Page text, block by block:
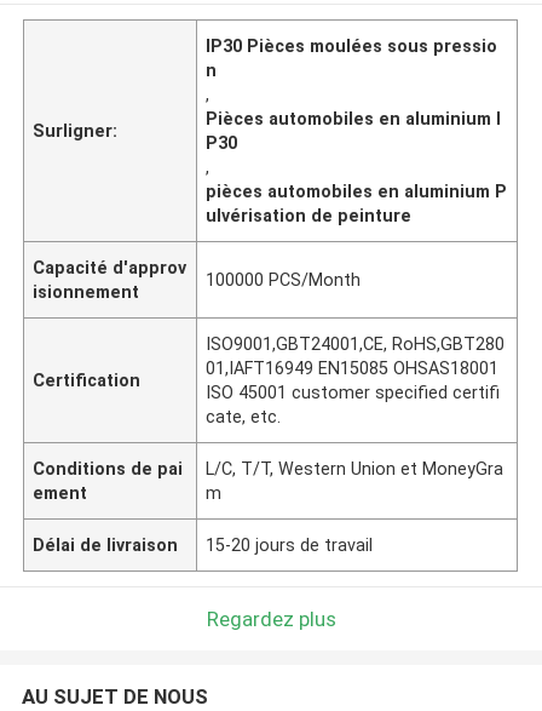
Surligner:
IP30 Pièces moulées sous pressio
n
,
Pièces automobiles en aluminium I
P30
,
pièces automobiles en aluminium P
ulvérisation de peinture
Capacité d'approv
isionnement
100000 PCS/Month
Certification
ISO9001,GBT24001,CE, RoHS,GBT280
01,IAFT16949 EN15085 OHSAS18001
ISO 45001 customer specified certifi
cate, etc.
Conditions de pai
ement
L/C, T/T, Western Union et MoneyGra
m
Délai de livraison 15-20 jours de travail
Regardez plus
AU SUJET DE NOUS